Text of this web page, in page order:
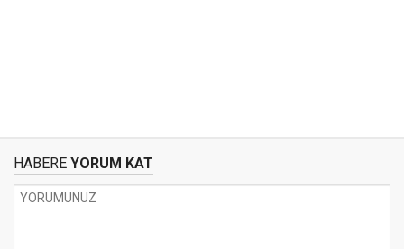
HABERE YORUM KAT